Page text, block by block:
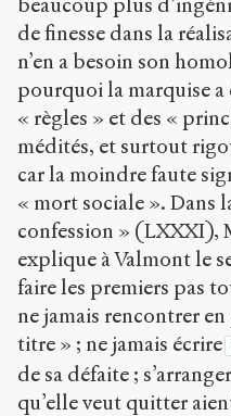
de finesse dans la
n’en a besoin son
pourquoi la marquise a
« règles » et des «
médités, et surtout
car la moindre faute
« mort sociale ». Dans
confession » (LXXXI),
explique à Valmont le
faire les premiers pas
ne jamais rencontrer
titre » ; ne jamais écrire
de sa défaite ;
qu’elle veut quitter